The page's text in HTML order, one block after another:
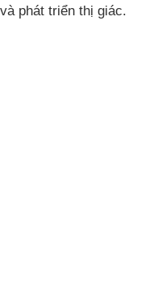
phát triển thị giác.